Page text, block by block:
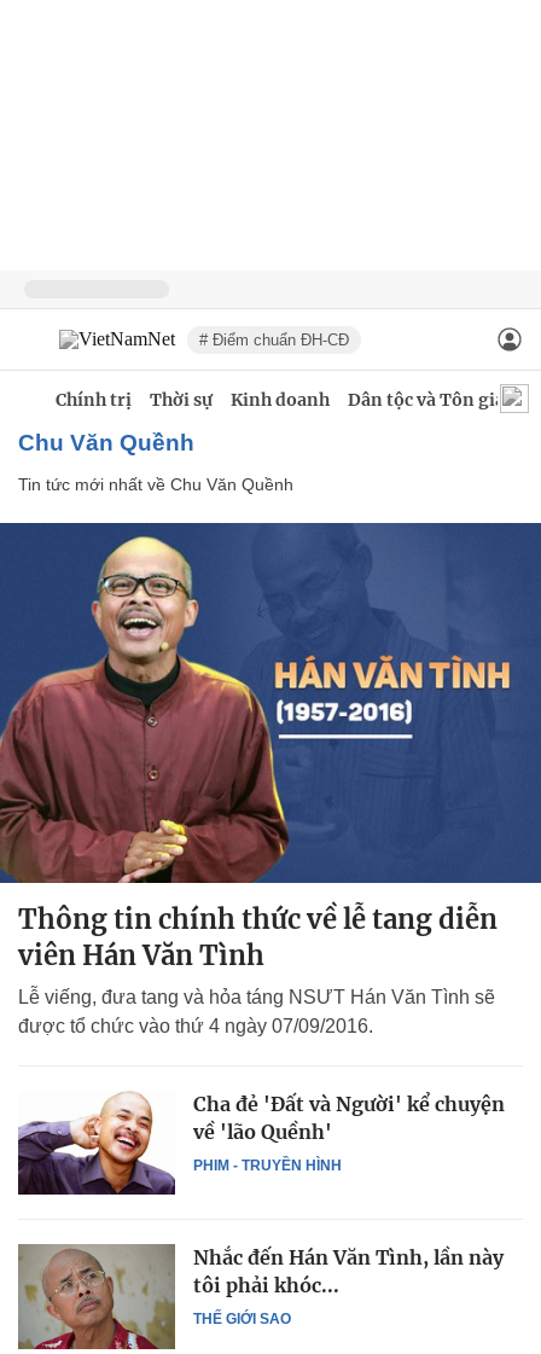
# Điểm chuẩn ĐH-CĐ
Chính trị Thời sự Kinh doanh Dân tộc và Tôn giáo
Chu Văn Quềnh
Tin tức mới nhất về Chu Văn Quềnh
Thông tin chính thức về lễ tang diễn
viên Hán Văn Tình
Lễ viếng, đưa tang và hỏa táng NSƯT Hán Văn Tình sẽ
được tổ chức vào thứ 4 ngày 07/09/2016.
PHIM - TRUYỀN HÌNH
Cha đẻ 'Đất và Người' kể chuyện
về 'lão Quềnh'
THẾ GIỚI SAO
Nhắc đến Hán Văn Tình, lần này
tôi phải khóc...